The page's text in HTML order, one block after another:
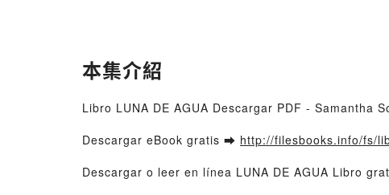
本集介紹
Libro LUNA DE AGUA Descargar PDF - Samantha
Descargar eBook gratis ➡ http://filesbooks.info/fs/
Descargar o leer en línea LUNA DE AGUA Libro